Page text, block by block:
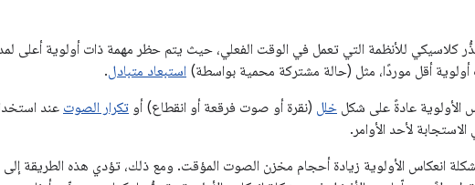
كلاسيكي للأنظمة التي تعمل في الوقت الفعلي، حيث يتم حظر مهمة ذات أولوية أعلى
أقل موردًا، مثل (حالة مشتركة محمية بواسطة) استبعاد متبادل.
الأولوية عادةً على شكل خلل (نقرة أو صوت فرقعة أو انقطاع) أو تكرار الصوت عند
لأحد الأوامر.
انعكاس الأولوية زيادة أحجام مخزن الصوت المؤقت. ومع ذلك، تؤدي هذه الطريقة